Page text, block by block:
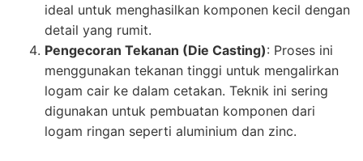
ideal untuk menghasilkan komponen kecil dengan
detail yang rumit.
Pengecoran Tekanan (Die Casting): Proses ini
menggunakan tekanan tinggi untuk mengalirkan
logam cair ke dalam cetakan. Teknik ini sering
digunakan untuk pembuatan komponen dari
logam ringan seperti aluminium dan zinc.